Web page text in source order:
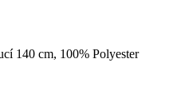
140 cm, 100% Polyester